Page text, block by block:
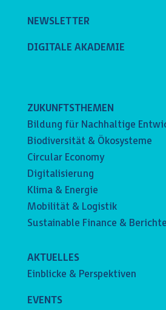
NEWSLETTER
DIGITALE AKADEMIE
ZUKUNFTSTHEMEN
Bildung für Nachhaltige
Biodiversität & Ökosysteme
Circular Economy
Digitalisierung
Klima & Energie
Mobilität & Logistik
Sustainable Finance &
AKTUELLES
Einblicke & Perspektiven
EVENTS